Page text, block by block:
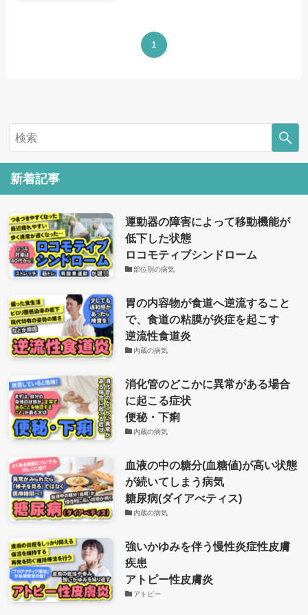
1
新着記事
運動器の障害によって移動機能が
低下した状態
ロコモティブシンドローム
部位別の病気
胃の内容物が食道へ逆流すること
で、食道の粘膜が炎症を起こす
逆流性食道炎
内蔵の病気
消化管のどこかに異常がある場合
に起こる症状
便秘・下痢
内蔵の病気
血液の中の糖分(血糖値)が高い状態
が続いてしまう病気
糖尿病(ダイアべティス)
内蔵の病気
強いかゆみを伴う慢性炎症性皮膚
疾患
アトピー性皮膚炎
アトピー